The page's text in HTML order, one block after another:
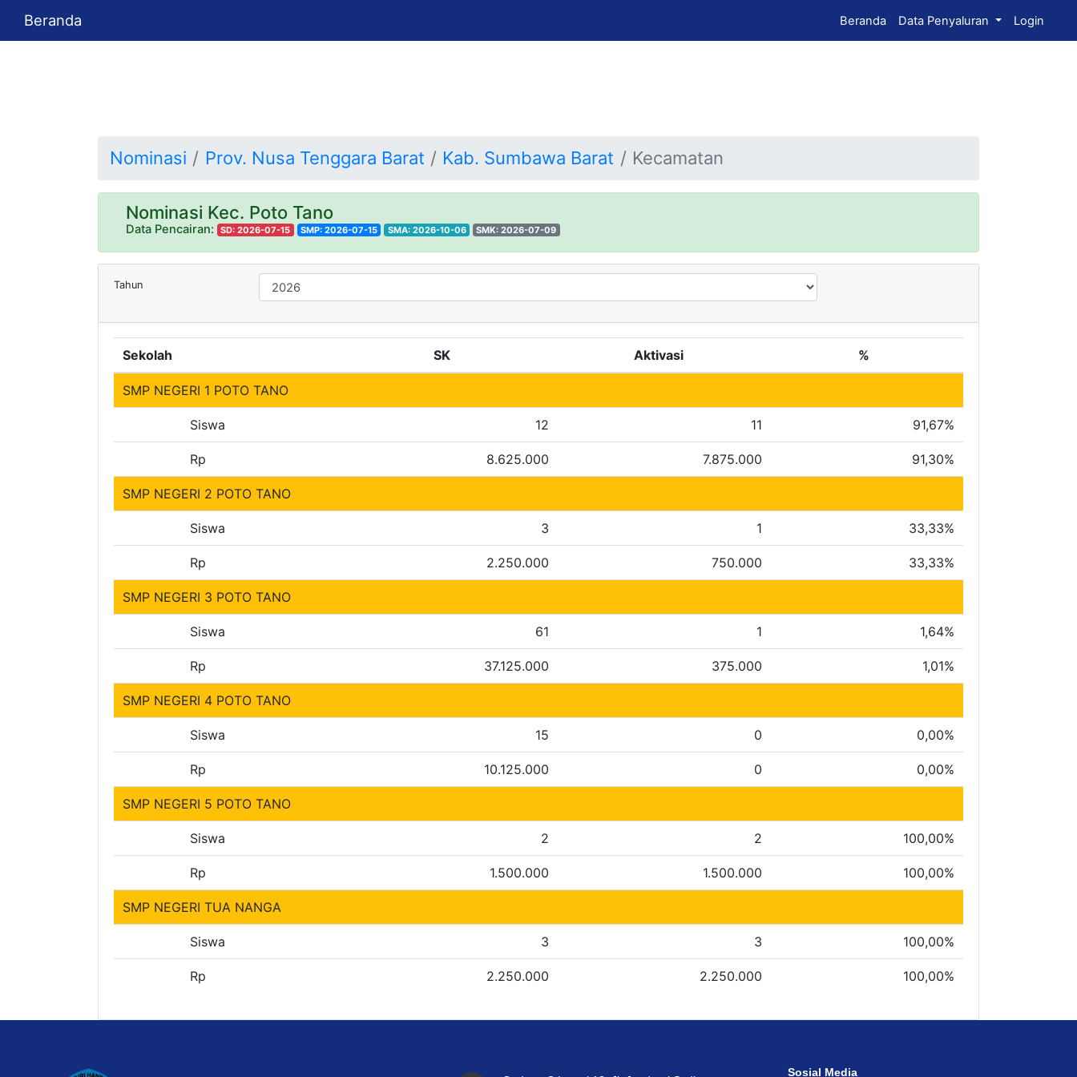
Beranda Beranda Data Penyaluran Login
Nominasi Prov. Nusa Tenggara Barat Kab. Sumbawa Barat Kecamatan
Nominasi Kec. Poto Tano
Data Pencairan: SD: 2026-07-15 SMP: 2026-07-15 SMA: 2026-10-06 SMK: 2026-07-09
Tahun
Sekolah SK Aktivasi %
SMP NEGERI 1 POTO TANO
Siswa 12 11 91,67%
Rp 8.625.000 7.875.000 91,30%
SMP NEGERI 2 POTO TANO
Siswa 3 1 33,33%
Rp 2.250.000 750.000 33,33%
SMP NEGERI 3 POTO TANO
Siswa 61 1 1,64%
Rp 37.125.000 375.000 1,01%
SMP NEGERI 4 POTO TANO
Siswa 15 0 0,00%
Rp 10.125.000 0 0,00%
SMP NEGERI 5 POTO TANO
Siswa 2 2 100,00%
Rp 1.500.000 1.500.000 100,00%
SMP NEGERI TUA NANGA
Siswa 3 3 100,00%
Rp 2.250.000 2.250.000 100,00%
Sosial Media